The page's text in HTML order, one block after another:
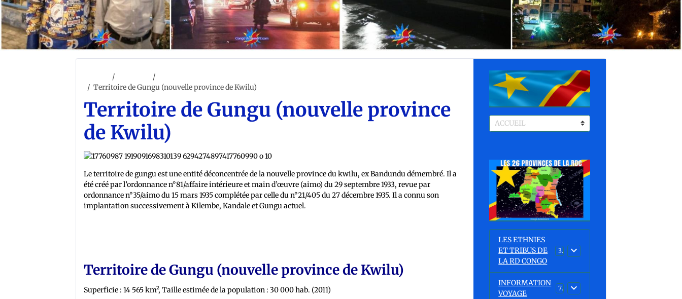
Territoire de Gungu (nouvelle province de Kwilu)
Territoire de Gungu (nouvelle province
de Kwilu)
Le territoire de gungu est une entité déconcentrée de la nouvelle province du kwilu, ex Bandundu démembré. Il a
été créé par l’ordonnance n°81/affaire intérieure et main d’œuvre (aimo) du 29 septembre 1933, revue par
ordonnance n°35/aimo du 15 mars 1935 complétée par celle du n°21/405 du 27 décembre 1935. Il a connu son
implantation successivement à Kilembe, Kandale et Gungu actuel.
Territoire de Gungu (nouvelle province de Kwilu)
Superficie : 14 565 km², Taille estimée de la population : 30 000 hab. (2011)
LES ETHNIES
ET TRIBUS DE
LA RD CONGO
37
INFORMATION
VOYAGE
7